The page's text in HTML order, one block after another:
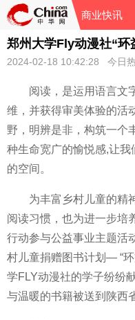
商业快讯
郑州大学Fly动漫社“环
2024-02-18 10:42:28 今日
阅读，是运用语言文
维，并获得审美体验的活
野，明辨是非，构筑一个
种生命宽广的愉悦感,让
的空间。
为丰富乡村儿童的精
阅读习惯，也为进一步培
行动参与公益事业主题活
村儿童捐赠图书计划— “
学FLY动漫社的学子纷纷
与温暖的书籍被送到陕西